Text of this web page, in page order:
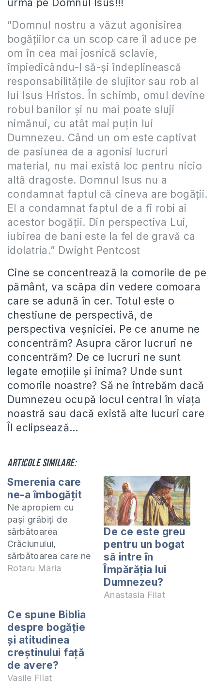
urma pe Domnul Isus!!!
”Domnul nostru a văzut agonisirea
bogățiilor ca un scop care îl aduce pe
om în cea mai josnică sclavie,
împiedicându-l să-și îndeplinească
responsabilitățile de slujitor sau rob al
lui Isus Hristos. În schimb, omul devine
robul banilor și nu mai poate sluji
nimănui, cu atât mai puțin lui
Dumnezeu. Când un om este captivat
de pasiunea de a agonisi lucruri
material, nu mai există loc pentru nicio
altă dragoste. Domnul Isus nu a
condamnat faptul că cineva are bogății.
El a condamnat faptul de a fi robi ai
acestor bogății. Din perspectiva Lui,
iubirea de bani este la fel de gravă ca
idolatria.” Dwight Pentcost
Cine se concentrează la comorile de pe
pământ, va scăpa din vedere comoara
care se adună în cer. Totul este o
chestiune de perspectivă, de
perspectiva veșniciei. Pe ce anume ne
concentrăm? Asupra căror lucruri ne
concentrăm? De ce lucruri ne sunt
legate emoțiile și inima? Unde sunt
comorile noastre? Să ne întrebăm dacă
Dumnezeu ocupă locul central în viața
noastră sau dacă există alte lucuri care
Îl eclipsează…
Articole similare:
Smerenia care
ne-a îmbogățit
Ne apropiem cu
pași grăbiți de
sărbătoarea
Crăciunului,
sărbătoarea care ne
amintește de
fost întrupat și
culcat în ieslea din
Betleem. Cine își
mai amintește de
sărăcia în care a
fost născut din
Rotaru Maria
De ce este greu
pentru un bogat
să intre în
Împărăția lui
Dumnezeu?
Anastasia Filat
Ce spune Biblia
despre bogăţie
şi atitudinea
creştinului faţă
de avere?
Vasile Filat